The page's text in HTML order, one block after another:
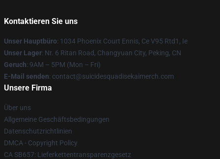
Kontaktieren Sie uns
Unser Hauptbüro: 1034 Phoenix Court Ennis, Ce V95 Rtd1, Ie
Unser Lager: Nr. 6 Ritan Road, Changyuan City, Peking, CN
Geruch: 9AM – 5PM (Mon – Fri)
E-Mail senden: contact@suicidesquadisekaimerch.com
Unsere Firma
Über uns
Allgemeine Geschäftsbedingungen
Datenschutzrichtlinien
DMCA - Copyright Policy
CA SB657: Lieferkettentransparenzgesetz